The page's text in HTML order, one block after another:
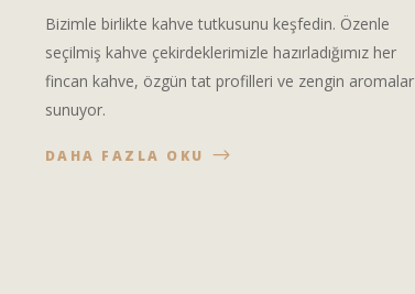
Bizimle birlikte kahve tutkusunu keşfedin. Özenle
seçilmiş kahve çekirdeklerimizle hazırladığımız her
fincan kahve, özgün tat profilleri ve zengin aromalar
sunuyor.
DAHA FAZLA OKU